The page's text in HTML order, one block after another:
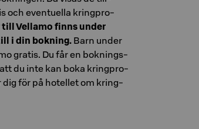
och even­tu­el­la kring­pro­
Vel­la­mo finns under
i din bok­ning. Barn under
gra­tis. Du får en bok­nings­
du inte kan boka kring­pro­
dig för på ho­tel­let om kring­